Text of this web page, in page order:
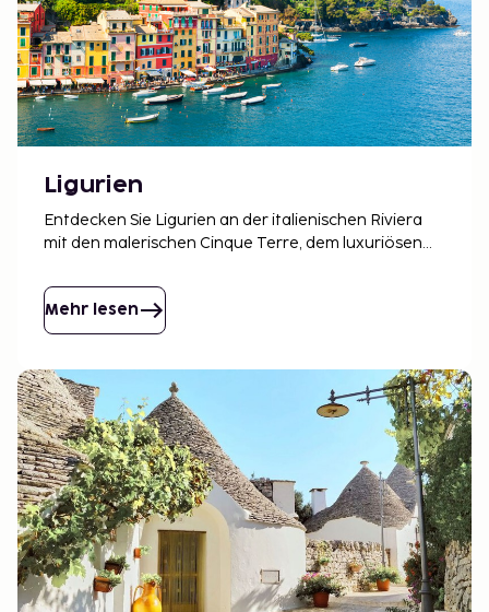
Ligurien
Entdecken Sie Ligurien an der italienischen Riviera
mit den malerischen Cinque Terre, dem luxuriösen
Perfekt für Sonne, Wandern und charmante
Unterkünfte.
Mehr lesen